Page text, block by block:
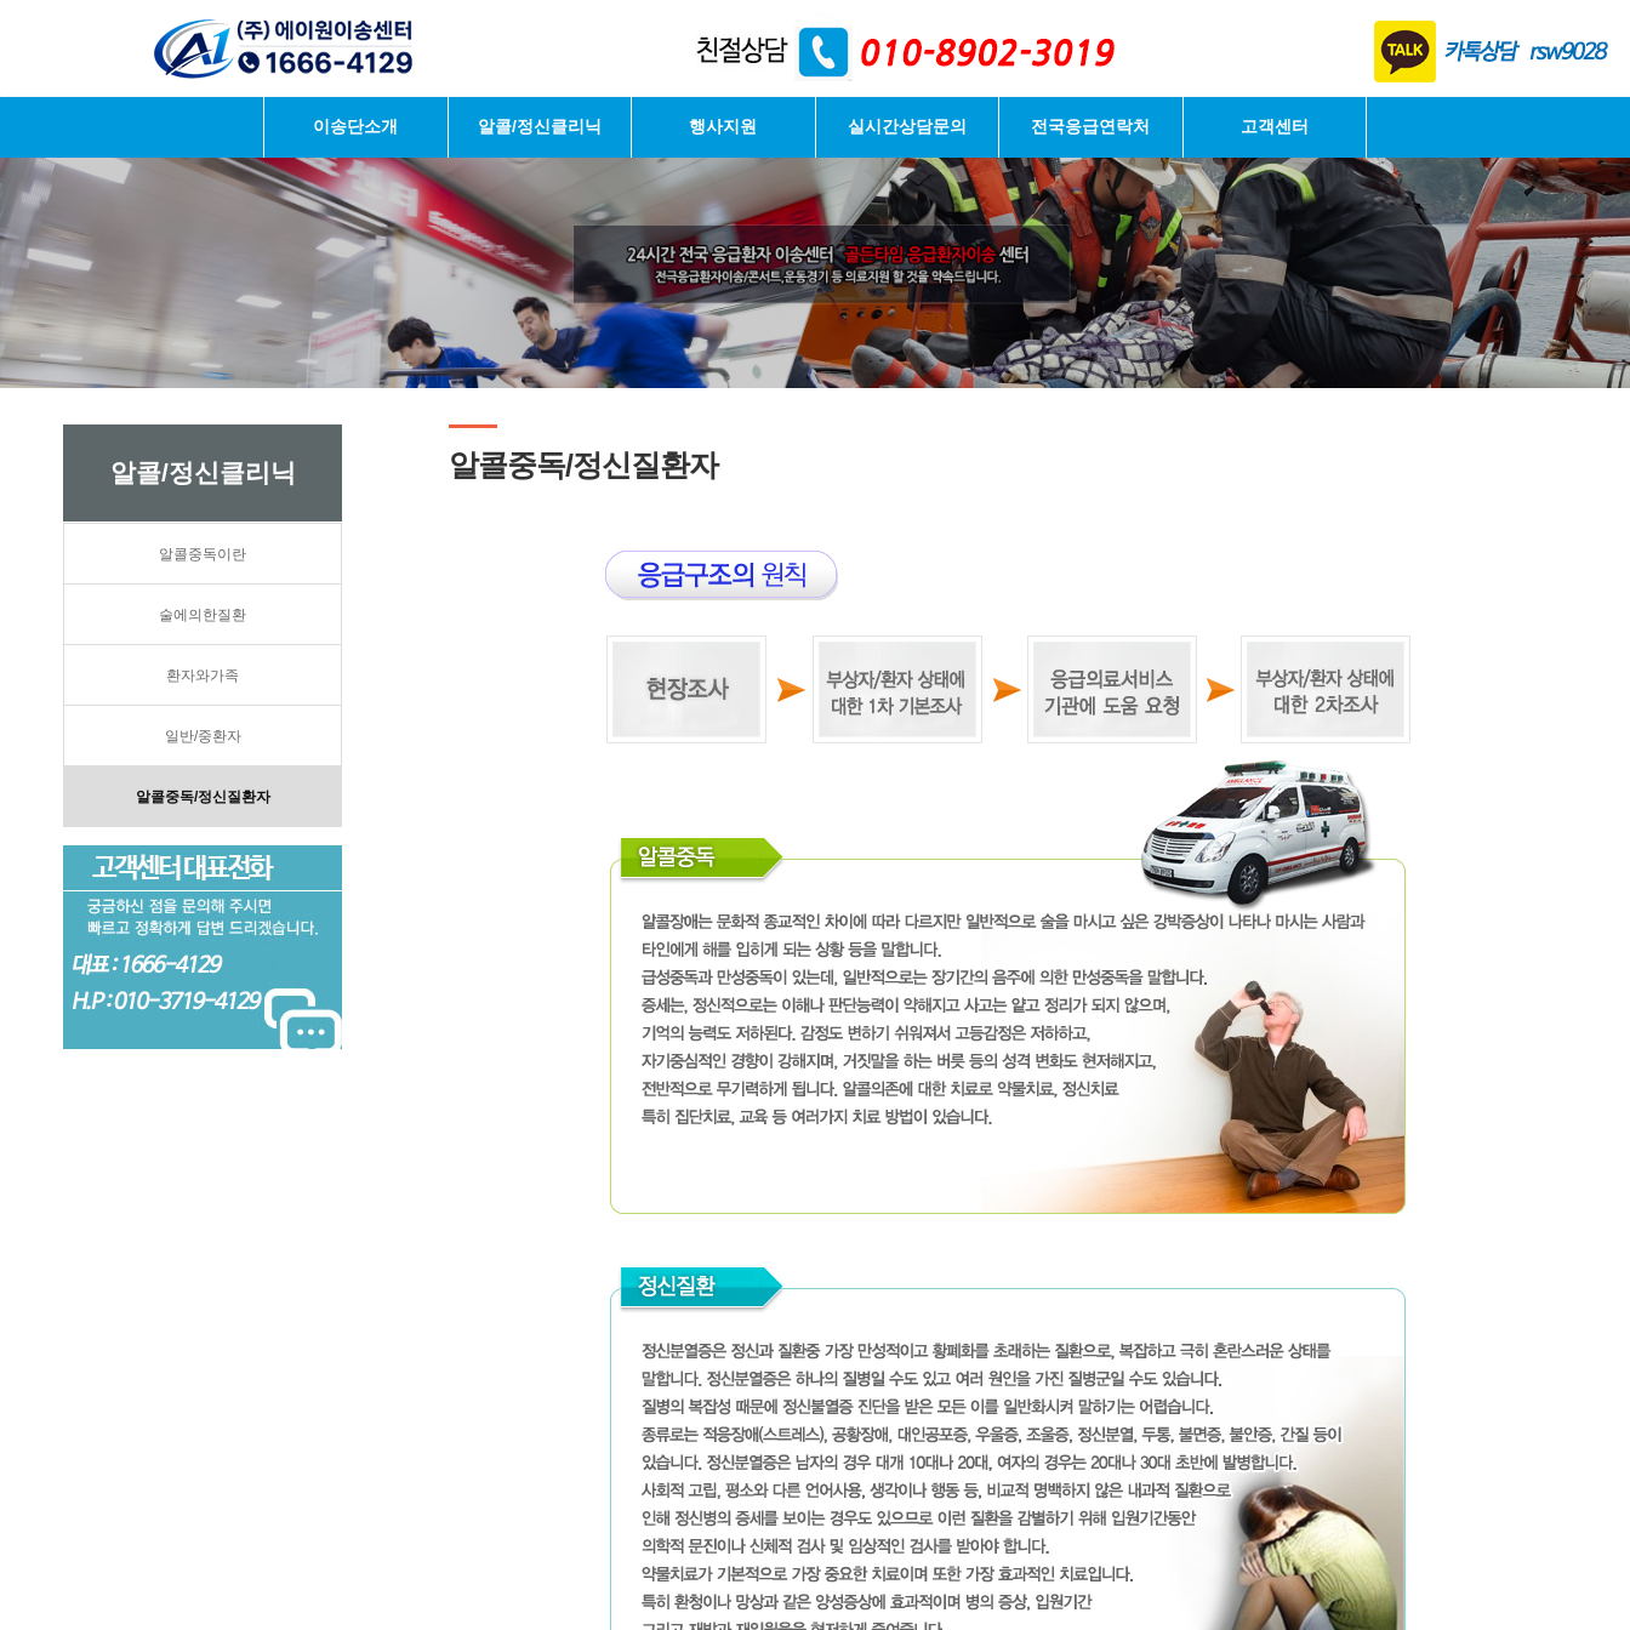
이송단소개 알콜/정신클리닉 행사지원 실시간상담문의 전국응급연락처 고객센터
알콜/정신클리닉
알콜중독이란
술에의한질환
환자와가족
일반/중환자
알콜중독/정신질환자
알콜중독/정신질환자